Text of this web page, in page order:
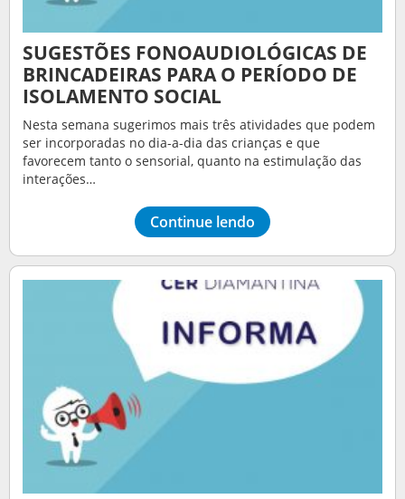
SUGESTÕES FONOAUDIOLÓGICAS DE
BRINCADEIRAS PARA O PERÍODO DE
ISOLAMENTO SOCIAL
Nesta semana sugerimos mais três atividades que podem
ser incorporadas no dia-a-dia das crianças e que
favorecem tanto o sensorial, quanto na estimulação das
interações…
Continue lendo